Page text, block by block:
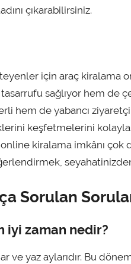
çıkarabilirsiniz.
için araç kiralama
sağlıyor hem de
hem de yabancı
keşfetmelerini
kiralama imkânı çok
seyahatinizden
Sorulan
iyi zaman nedir?
ve yaz aylarıdır. Bu